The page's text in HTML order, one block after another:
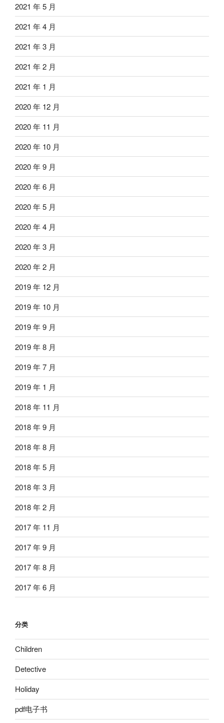
2021 年 5 月
2021 年 4 月
2021 年 3 月
2021 年 2 月
2021 年 1 月
2020 年 12 月
2020 年 11 月
2020 年 10 月
2020 年 9 月
2020 年 6 月
2020 年 5 月
2020 年 4 月
2020 年 3 月
2020 年 2 月
2019 年 12 月
2019 年 10 月
2019 年 9 月
2019 年 8 月
2019 年 7 月
2019 年 1 月
2018 年 11 月
2018 年 9 月
2018 年 8 月
2018 年 5 月
2018 年 3 月
2018 年 2 月
2017 年 11 月
2017 年 9 月
2017 年 8 月
2017 年 6 月
分类
Children
Detective
Holiday
pdf电子书